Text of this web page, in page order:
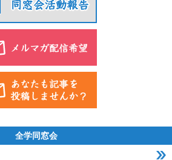
全学同窓会